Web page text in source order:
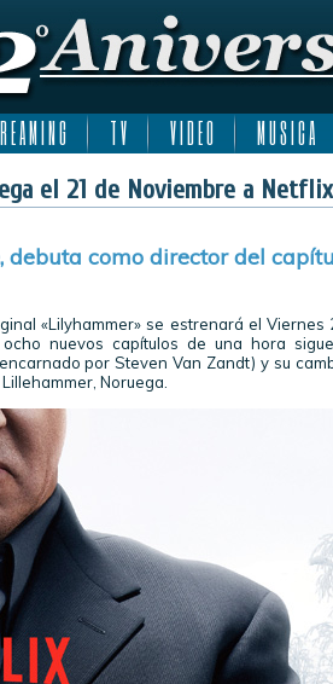
E A M I N G T V V I D E O M U S I C A
el 21 de Noviembre a
debuta como director del
«Lilyhammer» se estrenará el Viernes
nuevos capítulos de una hora
por Steven Van Zandt) y su
Noruega.